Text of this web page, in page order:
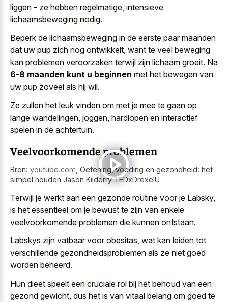
liggen - ze hebben regelmatige, intensieve
lichaamsbeweging nodig.
Beperk de lichaamsbeweging in de eerste paar maanden
dat uw pup zich nog ontwikkelt, want te veel beweging
kan problemen veroorzaken terwijl zijn lichaam groeit. Na
6-8 maanden kunt u beginnen met het bewegen van
uw pup zoveel als hij wil.
Ze zullen het leuk vinden om met je mee te gaan op
lange wandelingen, joggen, hardlopen en interactief
spelen in de achtertuin.
Veelvoorkomende problemen
Bron: youtube.com Oefening, voeding en gezondheid: het
simpel houden Jason Kilderry TEDxDrexelU
Terwijl je werkt aan een gezonde routine voor je Labsky,
is het essentieel om je bewust te zijn van enkele
veelvoorkomende problemen die kunnen ontstaan.
Labskys zijn vatbaar voor obesitas, wat kan leiden tot
verschillende gezondheidsproblemen als ze niet goed
worden beheerd.
Hun dieet speelt een cruciale rol bij het behoud van een
gezond gewicht, dus het is van vitaal belang om goed te